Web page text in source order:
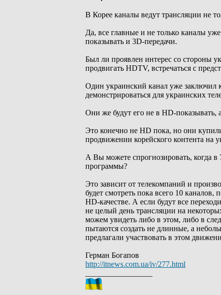
В Корее каналы ведут трансляции не
Да, все главные и не только каналы
показывать и 3D-передачи.
Был ли проявлен интерес со стороны
продвигать HDTV, встречаться с
Один украинский канал уже заключил
демонстрироваться для украинских
Они же будут его не в HD-показывать,
Это конечно не HD пока, но они
продвижении корейского контента на
А Вы можете спрогнозировать, когда в
программы?
Это зависит от телекомпаний и
будет смотреть пока всего 10
HD-качестве. А если будут все
не целый день трансляции на
можем увидеть либо в этом, либо в
пытаются создать не длинные, а
предлагали участвовать в этом
Герман Богапов
http://itnews.com.ua/iv/277.html